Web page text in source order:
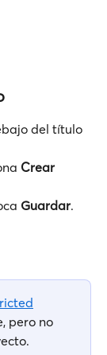
del título
Crear
Guardar.
pero no